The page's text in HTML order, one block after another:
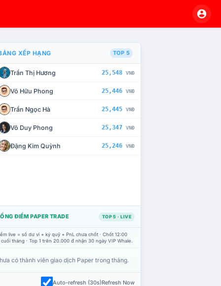
CHẾ TÀI XỬ LÝ VI PHẠM
XẾP HẠNG TOP 5
Trần Thị Hương 25,548 VNĐ
Võ Hữu Phong 25,446 VNĐ
Trần Ngọc Hà 25,445 VNĐ
Võ Duy Phong 25,347 VNĐ
Đặng Kim Quỳnh 25,246 VNĐ
ĐIỂM PAPER TRADE TOP 5 · LIVE
live = số dư ví + ký quỹ + PnL chưa chốt · Chốt 12:00
tháng · Top 1 trên 20.000 đ nhận 30 ngày VIP Whale.
có thành viên giao dịch Paper trong tháng.
Auto-refresh (30s)Refresh Now